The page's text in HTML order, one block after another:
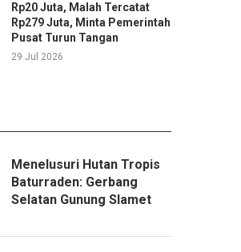
Rp20 Juta, Malah Tercatat
Rp279 Juta, Minta Pemerintah
Pusat Turun Tangan
29 Jul 2026
Menelusuri Hutan Tropis
Baturraden: Gerbang
Selatan Gunung Slamet